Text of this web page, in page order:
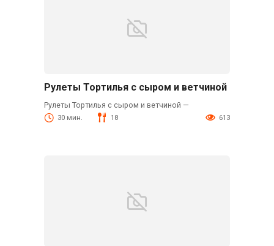
Рулеты Тортилья с сыром и ветчиной
Рулеты Тортилья с сыром и ветчиной —
30 мин. 18 613